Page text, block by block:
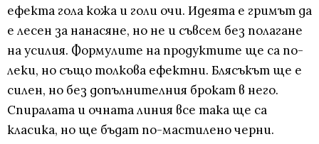
ефекта гола кожа и голи очи. Идеята е гримът да
е лесен за нанасяне, но не и съвсем без полагане
на усилия. Формулите на продуктите ще са по-
леки, но също толкова ефектни. Блясъкът ще е
силен, но без допълнителния брокат в него.
Спиралата и очната линия все така ще са
класика, но ще бъдат по-мастилено черни.